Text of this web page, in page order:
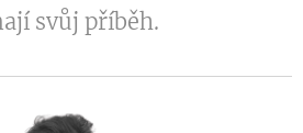
svůj příběh.